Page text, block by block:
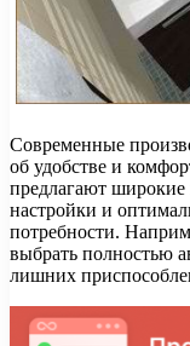
Современные
об удобстве и
предлагают
настройки и
потребности.
выбрать полностью
лишних